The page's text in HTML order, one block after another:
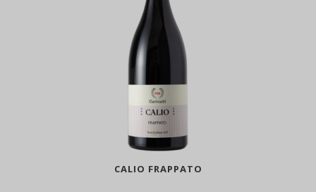
CALIO FRAPPATO